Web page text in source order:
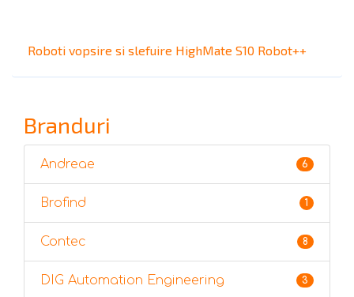
Roboti vopsire si slefuire HighMate S10 Robot++
Branduri
Andreae 6
Brofind 1
Contec 8
DIG Automation Engineering 3